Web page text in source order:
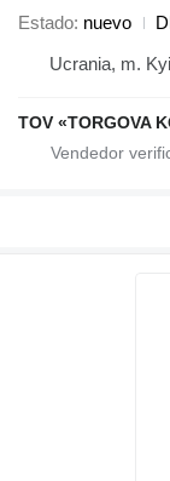
Estado nuevo
Ucrania, m.
TOV «TORGOVA